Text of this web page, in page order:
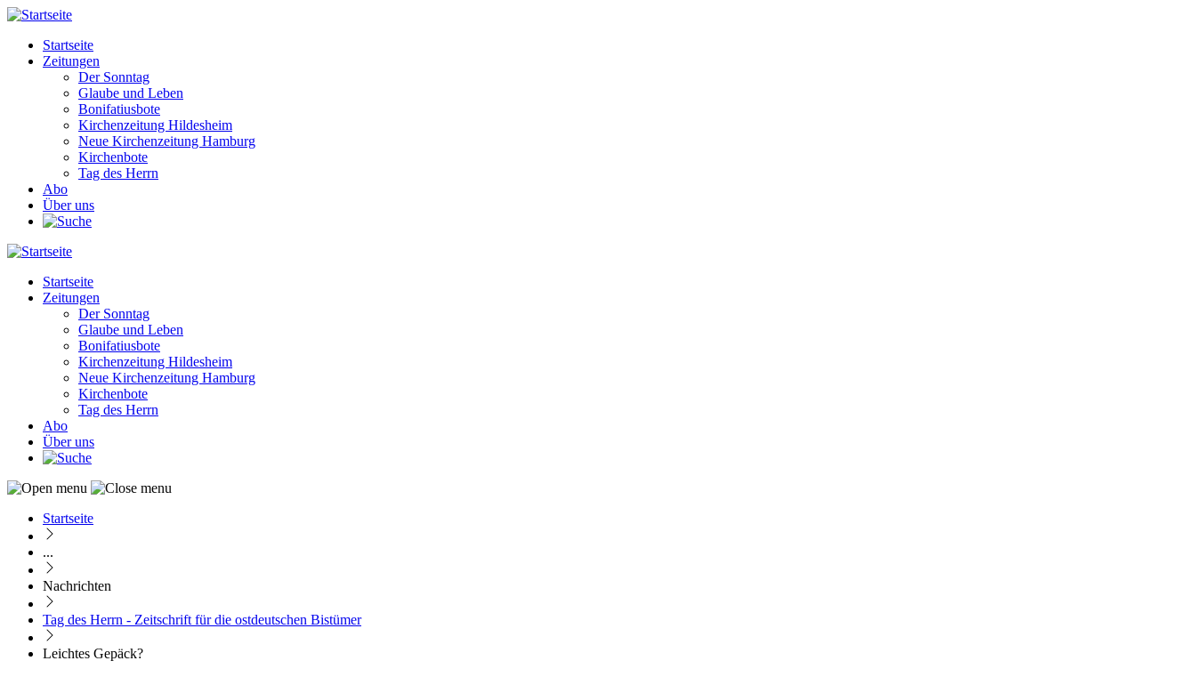
Direkt
Inhalt
Main
navigation
Startseite
Zeitungen
Der Sonntag
Glaube und Leben
Bonifatiusbote
Kirchenzeitung Hildesheim
Neue Kirchenzeitung Hamburg
Kirchenbote
Tag des Herrn
Abo
Über uns
Main
navigation
Startseite
Zeitungen
Der Sonntag
Glaube und Leben
Bonifatiusbote
Kirchenzeitung Hildesheim
Neue Kirchenzeitung Hamburg
Kirchenbote
Tag des Herrn
Abo
Über uns
Pfadnavigation
Startseite
...
Nachrichten
Tag des Herrn - Zeitschrift für die ostdeutschen Bistümer
Leichtes Gepäck?